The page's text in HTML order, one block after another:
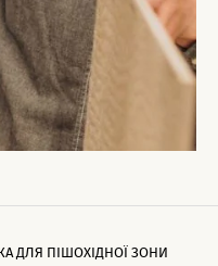
ДЛЯ ПІШОХІДНОЇ ЗОНИ